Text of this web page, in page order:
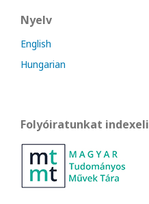
Nyelv
English
Hungarian
Folyóiratunkat indexeli